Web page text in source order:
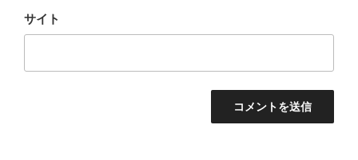
サイト